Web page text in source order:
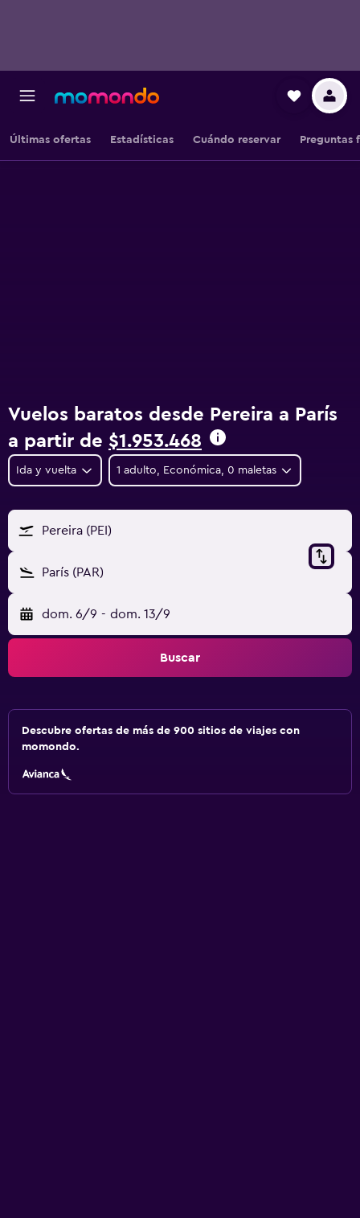
Últimas ofertas Estadísticas Cuándo reservar Preguntas
Vuelos baratos desde Pereira a París
a partir de $1.953.468
Ida y vuelta 1 adulto, Económica, 0 maletas
Pereira (PEI)
París (PAR)
dom. 6/9 - dom. 13/9
Buscar
Descubre ofertas de más de 900 sitios de viajes con
momondo.